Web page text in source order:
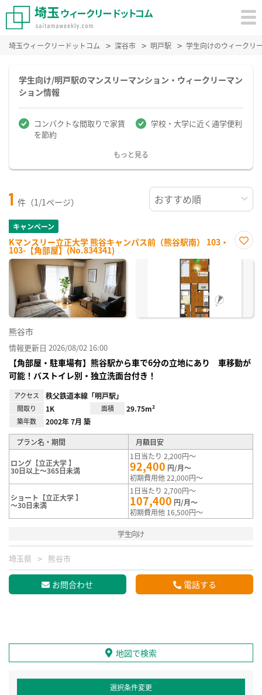
埼玉ウィークリードットコム 深谷市 明戸駅 学生向けのウィークリ
学生向け/明戸駅のマンスリーマンション・ウィークリーマン
ション情報
コンパクトな間取りで家賃
を節約
学校・大学に近く通学便利
もっと見る
1 件（1/1ページ）
キャンペーン
Kマンスリー立正大学 熊谷キャンパス前（熊谷駅南） 103・
103-【角部屋】(No.834341)
に入
熊谷市
情報更新日 2026/08/02 16:00
【角部屋・駐車場有】熊谷駅から車で6分の立地にあり 車移動が
可能！バストイレ別・独立洗面台付き！
アクセス 秩父鉄道本線「明戸駅」
間取り 1K 面積 29.75m²
築年数 2002年 7月 築
プラン名・期間 月額目安
ロング【立正大学 】
30日以上～365日未満
1日当たり 2,200円～
92,400 円/月～
初期費用他 22,000円～
ショート【立正大学 】
～30日未満
1日当たり 2,700円～
107,400 円/月～
初期費用他 16,500円～
学生向け
埼玉県 熊谷市
お問合わせ 電話する
地図で検索
選択条件変更